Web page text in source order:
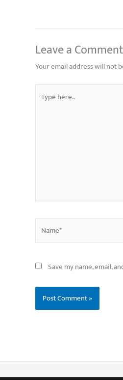
Leave a Comment
Your email address will not
here..
Save my name, email,